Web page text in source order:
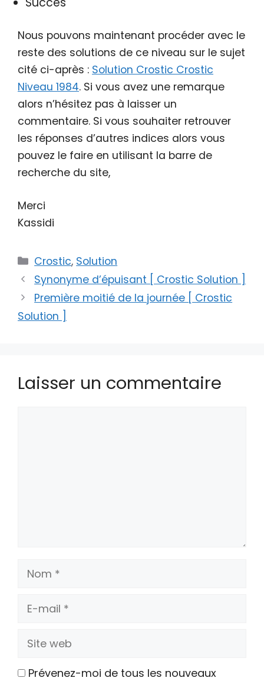
Nous pouvons maintenant procéder avec le
reste des solutions de ce niveau sur le sujet
cité ci-après : Solution Crostic Crostic
Niveau 1984. Si vous avez une remarque
alors n’hésitez pas à laisser un
commentaire. Si vous souhaiter retrouver
les réponses d’autres indices alors vous
pouvez le faire en utilisant la barre de
recherche du site,
Merci
Kassidi
Catégories
Crostic, Solution
Synonyme d’épuisant [ Crostic Solution ]
Première moitié de la journée [ Crostic
Solution ]
Laisser un commentaire
Nom
E-
Site
Prévenez-moi de tous les nouveaux